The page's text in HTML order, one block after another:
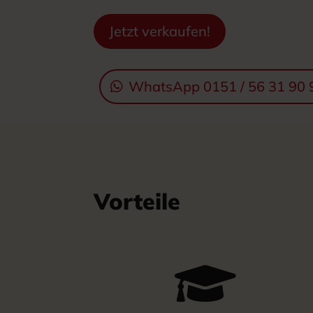
Jetzt verkaufen!
WhatsApp 0151 / 56 31 90
Vorteile
